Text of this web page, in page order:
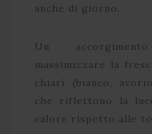
anche di giorno.
Un
massimizzare la
chiari (bianco,
che riflettono la
calore rispetto alle